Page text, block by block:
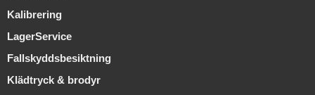
Kalibrering
LagerService
Fallskyddsbesiktning
Klädtryck & brodyr